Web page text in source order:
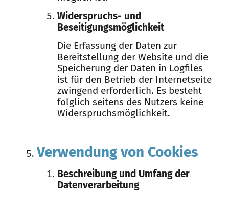
Widerspruchs- und
Beseitigungsmöglichkeit
Die Erfassung der Daten zur
Bereitstellung der Website und die
Speicherung der Daten in Logfiles
ist für den Betrieb der Internetseite
zwingend erforderlich. Es besteht
folglich seitens des Nutzers keine
Widerspruchsmöglichkeit.
Verwendung von Cookies
Beschreibung und Umfang der
Datenverarbeitung